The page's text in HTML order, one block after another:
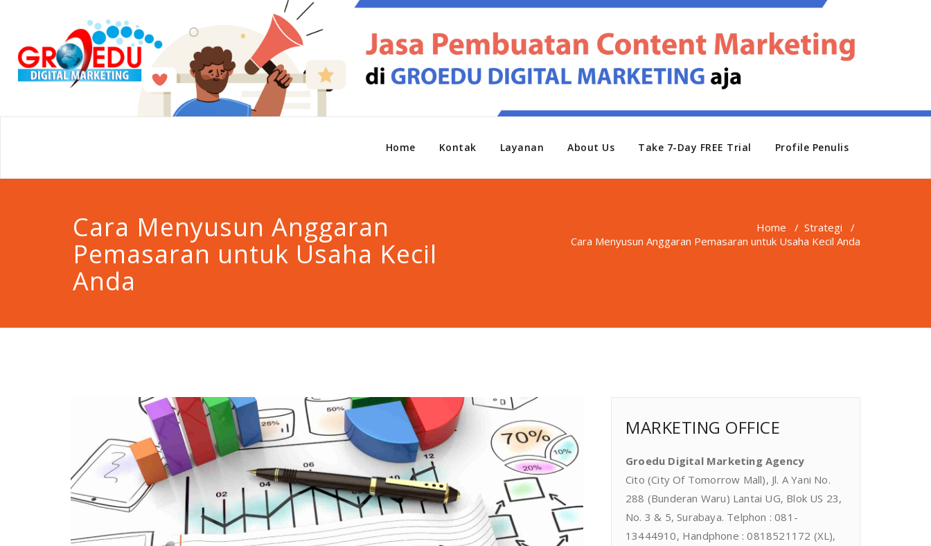
Home Kontak Layanan About Us Take 7-Day FREE Trial Profile Penulis
Cara Menyusun Anggaran
Pemasaran untuk Usaha Kecil
Anda
Home / Strategi /
Cara Menyusun Anggaran Pemasaran untuk Usaha Kecil Anda
MARKETING OFFICE
Groedu Digital Marketing Agency
Cito (City Of Tomorrow Mall), Jl. A Yani No.
288 (Bunderan Waru) Lantai UG, Blok US 23,
No. 3 & 5, Surabaya. Telphon : 081-
13444910, Handphone : 0818521172 (XL),